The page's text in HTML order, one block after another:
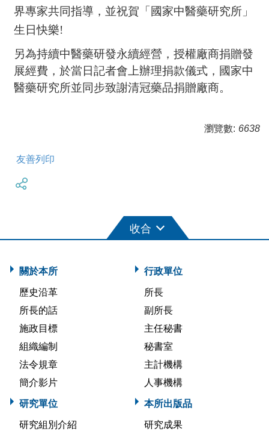
界專家共同指導，並祝賀 「 國家中醫藥研究所」
生日快樂!
另為持續中醫藥研發永續經營，授權廠商捐贈發
展經費，於當日記者會上辦理捐款儀式， 國家中
醫藥研究所並同步致謝清冠藥品捐贈廠商。
瀏覽數: 6638
友善列印
關於本所
歷史沿革
所長的話
施政目標
組織編制
法令規章
簡介影片
行政單位
所長
副所長
主任秘書
秘書室
主計機構
人事機構
研究單位
研究組別介紹
本所出版品
研究成果